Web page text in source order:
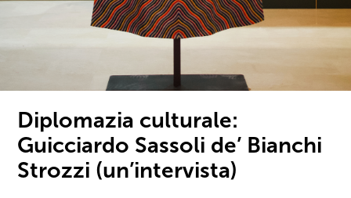
Diplomazia culturale:
Guicciardo Sassoli de’ Bianchi
Strozzi (un’intervista)